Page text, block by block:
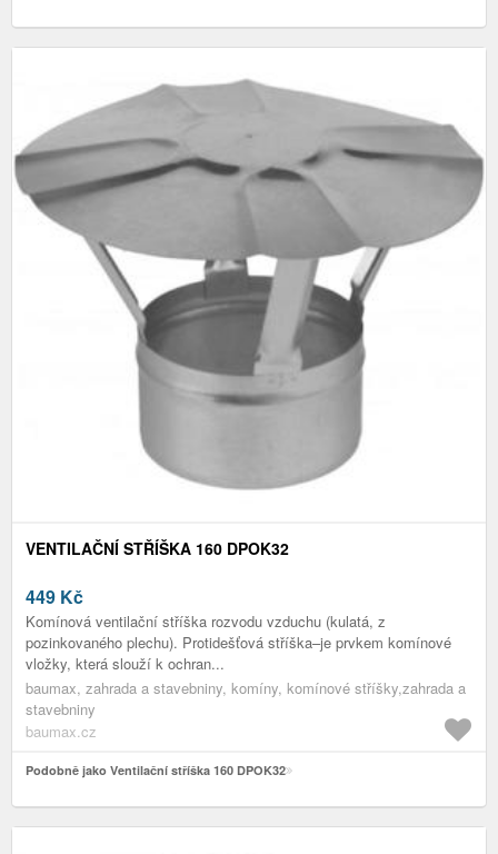
VENTILAČNÍ STŘÍŠKA 160 DPOK32
449 Kč
Komínová ventilační stříška rozvodu vzduchu (kulatá, z
pozinkovaného plechu). Protidešťová stříška–je prvkem komínové
vložky, která slouží k ochran...
baumax, zahrada a stavebniny, komíny, komínové stříšky,zahrada a
stavebniny
baumax.cz
Podobně jako Ventilační stříška 160 DPOK32